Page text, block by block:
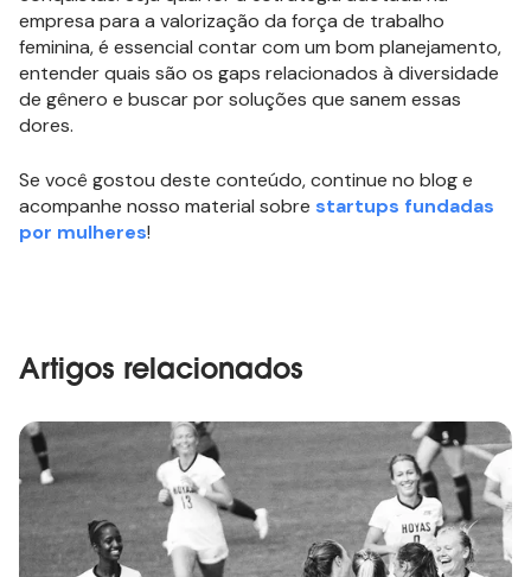
empresa para a valorização da força de trabalho
feminina, é essencial contar com um bom planejamento,
entender quais são os gaps relacionados à diversidade
de gênero e buscar por soluções que sanem essas
dores.
Se você gostou deste conteúdo, continue no blog e
acompanhe nosso material sobre startups fundadas
por mulheres!
Artigos relacionados